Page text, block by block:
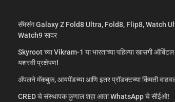
सॅमसंग Galaxy Z Fold8 Ultra, Fold8, Flip8, Watch
Watch9 सादर
Skyroot च्या Vikram-1 या भारताच्या पहिल्या खासगी
यशस्वी प्रक्षेपण!
ॲपलने मॅकबुक, आयपॅडच्या आणि इतर प्रॉडक्टच्या किंमती
CRED चे संस्थापक कुणाल शहा आता WhatsApp चे सीईओ!